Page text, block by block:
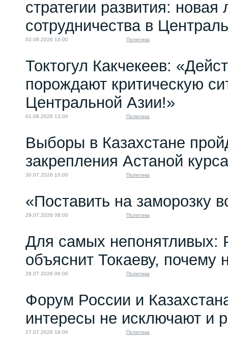
09.05.2022 12:00
стратегии развития: новая
сотрудничества в
03.08.2026 16:00 Политика
Токтогул Какчекеев:
порождают критическую
Центральной Азии!»
01.08.2026 13:00 Политика
Выборы в Казахстане
закрепления Астаной
30.07.2026 10:00 Политика
«Поставить на заморозку
29.07.2026 08:00 Политика
Для самых непонятливых:
объяснит Токаеву,
28.07.2026 06:00 Политика
Форум России и
интересы не исключают и
27.07.2026 18:00 Политика